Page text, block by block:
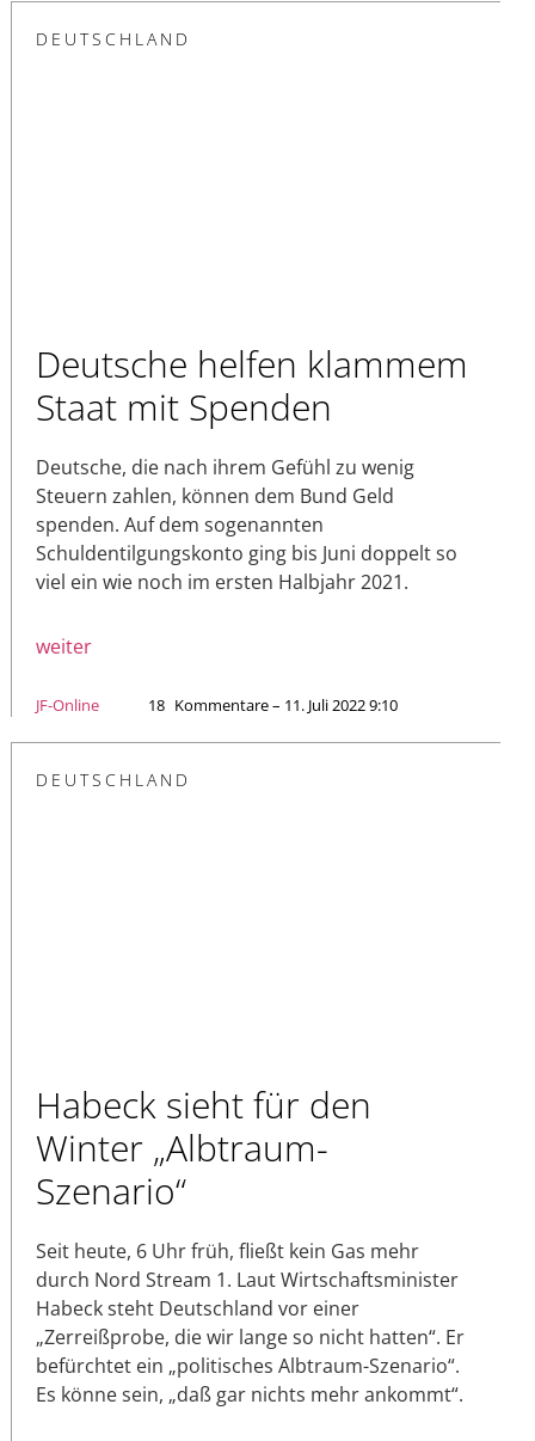
DEUTSCHLAND
Deutsche helfen klammem
Staat mit Spenden
Deutsche, die nach ihrem Gefühl zu wenig
Steuern zahlen, können dem Bund Geld
spenden. Auf dem sogenannten
Schuldentilgungskonto ging bis Juni doppelt so
viel ein wie noch im ersten Halbjahr 2021.
weiter
JF-Online 18 Kommentare – 11. Juli 2022 9:10
DEUTSCHLAND
Habeck sieht für den
Winter „Albtraum-
Szenario“
Seit heute, 6 Uhr früh, fließt kein Gas mehr
durch Nord Stream 1. Laut Wirtschaftsminister
Habeck steht Deutschland vor einer
„Zerreißprobe, die wir lange so nicht hatten“. Er
befürchtet ein „politisches Albtraum-Szenario“.
Es könne sein, „daß gar nichts mehr ankommt“.